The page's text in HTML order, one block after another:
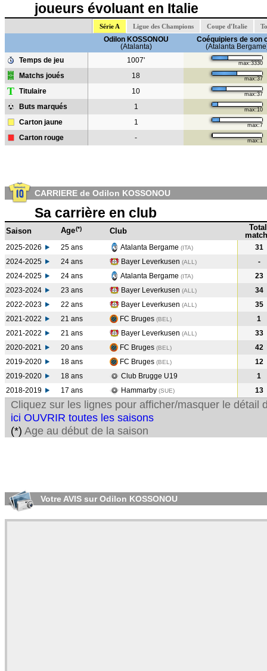
joueurs évoluant en Italie
Série A Ligue des Champions Coupe d'Italie
Odilon KOSSONOU
(Atalanta)
Coéquipiers de son
(Atalanta
Temps de jeu
1007' max:3330
Matchs joués 18 max:37
T Titulaire 10 max:37
Buts marqués 1 max:10
Carton jaune 1 max:7
Carton rouge - max:1
CARRIERE de Odilon KOSSONOU
Sa carrière en club
Saison Age(*) Club
Total
2025-2026 25 ans Atalanta Bergame (ITA)
31
2024-2025
24 ans Bayer Leverkusen (ALL )
-
2024-2025
24 ans Atalanta Bergame (ITA)
23
2023-2024
23 ans Bayer Leverkusen (ALL )
34
2022-2023
22 ans Bayer Leverkusen (ALL )
35
2021-2022
21 ans FC Bruges (BEL )
1
2021-2022
21 ans Bayer Leverkusen (ALL )
33
2020-2021
20 ans FC Bruges (BEL )
42
2019-2020
18 ans FC Bruges (BEL )
12
2019-2020
18 ans Club Brugge U19
1
2018-2019
17 ans Hammarby (SUE) 13
Cliquez sur les lignes pour afficher/masquer le détail
ici OUVRIR toutes les saisons
(*) Age au début de la saison
Votre AVIS sur Odilon KOSSONOU